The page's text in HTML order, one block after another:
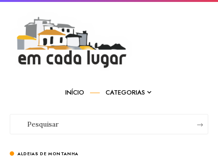
INÍCIO CATEGORIAS
ALDEIAS DE MONTANHA